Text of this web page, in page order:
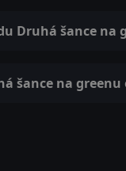
Druhá šance na
šance na greenu